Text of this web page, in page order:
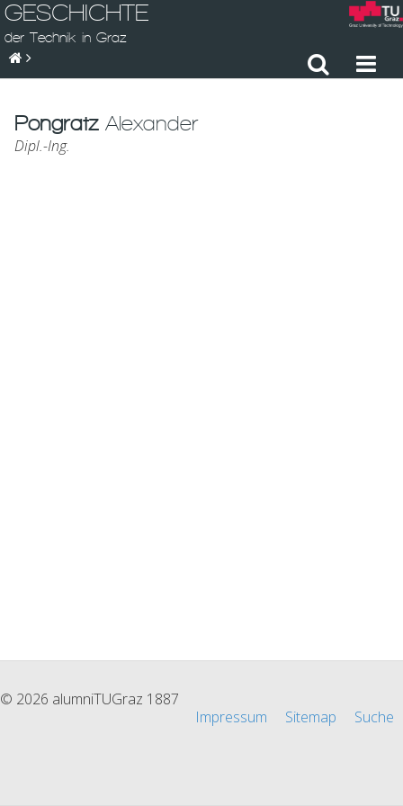
GESCHICHTE
der Technik in Graz
PongratzAlexander
Dipl.-Ing.
© 2026 alumniTUGraz 1887
Impressum
Sitemap Suche